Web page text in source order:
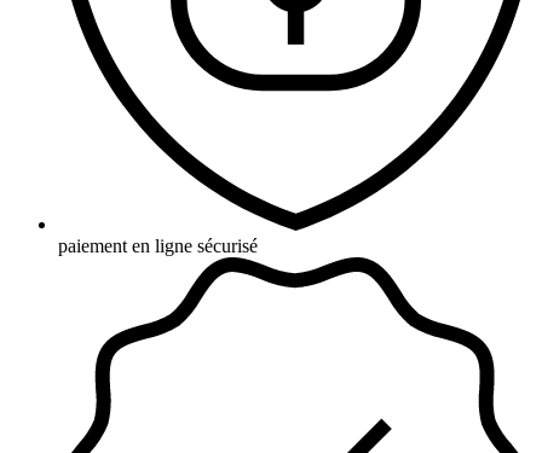
paiement en ligne sécurisé